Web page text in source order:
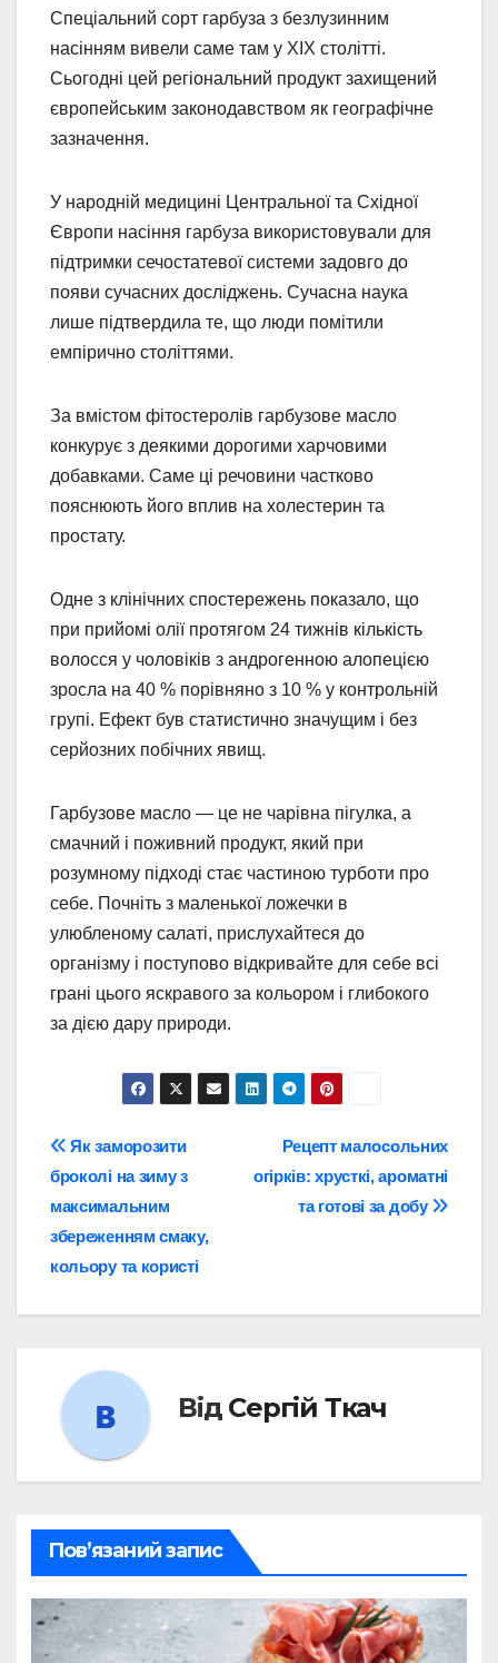
Спеціальний сорт гарбуза з безлузинним
насінням вивели саме там у XIX столітті.
Сьогодні цей регіональний продукт захищений
європейським законодавством як географічне
зазначення.
У народній медицині Центральної та Східної
Європи насіння гарбуза використовували для
підтримки сечостатевої системи задовго до
появи сучасних досліджень. Сучасна наука
лише підтвердила те, що люди помітили
емпірично століттями.
За вмістом фітостеролів гарбузове масло
конкурує з деякими дорогими харчовими
добавками. Саме ці речовини частково
пояснюють його вплив на холестерин та
простату.
Одне з клінічних спостережень показало, що
при прийомі олії протягом 24 тижнів кількість
волосся у чоловіків з андрогенною алопецією
зросла на 40 % порівняно з 10 % у контрольній
групі. Ефект був статистично значущим і без
серйозних побічних явищ.
Гарбузове масло — це не чарівна пігулка, а
смачний і поживний продукт, який при
розумному підході стає частиною турботи про
себе. Почніть з маленької ложечки в
улюбленому салаті, прислухайтеся до
організму і поступово відкривайте для себе всі
грані цього яскравого за кольором і глибокого
за дією дару природи.
Навігація
записів
Рецепт малосольних
огірків: хрусткі, ароматні
та готові за добу
Як заморозити
броколі на зиму з
максимальним
збереженням смаку,
кольору та користі
Від Сергій Ткач
Пов’язаний запис